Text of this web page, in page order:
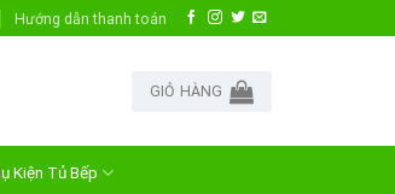
Hướng dẫn thanh toán
GIỎ HÀNG
Kiện Tủ Bếp